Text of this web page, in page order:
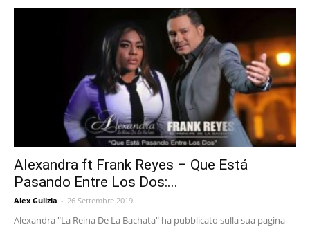
Alexandra ft Frank Reyes – Que Está
Pasando Entre Los Dos:...
Alex Gulizia - 26 Settembre 2019
Alexandra "La Reina De La Bachata" ha pubblicato sulla sua pagina